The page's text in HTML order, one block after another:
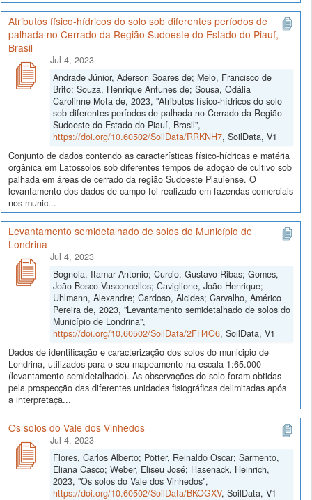
Atributos físico-hídricos do solo sob diferentes períodos de
palhada no Cerrado da Região Sudoeste do Estado do Piauí,
Brasil
Jul 4, 2023
Andrade Júnior, Aderson Soares de; Melo, Francisco de
Brito; Souza, Henrique Antunes de; Sousa, Odália
Carolinne Mota de, 2023, "Atributos físico-hídricos do solo
sob diferentes períodos de palhada no Cerrado da Região
Sudoeste do Estado do Piauí, Brasil",
https://doi.org/10.60502/SoilData/RRKNH7, SoilData, V1
Conjunto de dados contendo as características físico-hídricas e matéria
orgânica em Latossolos sob diferentes tempos de adoção de cultivo sob
palhada em áreas de cerrado da região Sudoeste Piauiense. O
levantamento dos dados de campo foi realizado em fazendas comerciais
nos munic...
Levantamento semidetalhado de solos do Município de
Londrina
Jul 4, 2023
Bognola, Itamar Antonio; Curcio, Gustavo Ribas; Gomes,
João Bosco Vasconcellos; Caviglione, João Henrique;
Uhlmann, Alexandre; Cardoso, Alcides; Carvalho, Américo
Pereira de, 2023, "Levantamento semidetalhado de solos do
Município de Londrina",
https://doi.org/10.60502/SoilData/2FH4O6, SoilData, V1
Dados de identificação e caracterização dos solos do municipio de
Londrina, utilizados para o seu mapeamento na escala 1:65.000
(levantamento semidetalhado). As observações do solo foram obtidas
pela prospecção das diferentes unidades fisiográficas delimitadas após
a interpretaçã...
Os solos do Vale dos Vinhedos
Jul 4, 2023
Flores, Carlos Alberto; Pötter, Reinaldo Oscar; Sarmento,
Eliana Casco; Weber, Eliseu José; Hasenack, Heinrich,
2023, "Os solos do Vale dos Vinhedos",
https://doi.org/10.60502/SoilData/BKOGXV, SoilData, V1